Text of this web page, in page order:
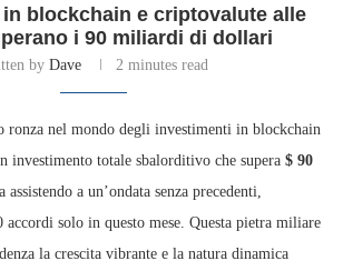
blockchain e criptovalute alle
i 90 miliardi di dollari
by Dave 2 minutes read
ronza nel mondo degli investimenti in blockchain
investimento totale sbalorditivo che supera $ 90
assistendo a un’ondata senza precedenti,
accordi solo in questo mese. Questa pietra miliare
la crescita vibrante e la natura dinamica